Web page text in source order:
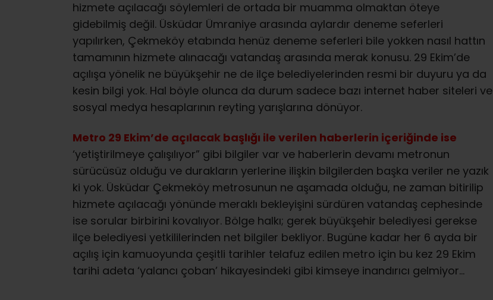
hizmete açılacağı söylemleri de ortada bir muamma olmaktan öteye
gidebilmiş değil. Üsküdar Ümraniye arasında aylardır deneme seferleri
yapılırken, Çekmeköy etabında henüz deneme seferleri bile yokken nasıl hattın
tamamının hizmete alınacağı vatandaş arasında merak konusu. 29 Ekim’de
açılışa yönelik ne büyükşehir ne de ilçe belediyelerinden resmi bir duyuru ya da
kesin bilgi yok. Hal böyle olunca da durum sadece bazı internet haber siteleri ve
sosyal medya hesaplarının reyting yarışlarına dönüyor.
Metro 29 Ekim’de açılacak başlığı ile verilen haberlerin içeriğinde ise
‘yetiştirilmeye çalışılıyor” gibi bilgiler var ve haberlerin devamı metronun
sürücüsüz olduğu ve durakların yerlerine ilişkin bilgilerden başka veriler ne yazık
ki yok. Üsküdar Çekmeköy metrosunun ne aşamada olduğu, ne zaman bitirilip
hizmete açılacağı yönünde meraklı bekleyişini sürdüren vatandaş cephesinde
ise sorular birbirini kovalıyor. Bölge halkı; gerek büyükşehir belediyesi gerekse
ilçe belediyesi yetkililerinden net bilgiler bekliyor. Bugüne kadar her 6 ayda bir
açılış için kamuoyunda çeşitli tarihler telafuz edilen metro için bu kez 29 Ekim
tarihi adeta ‘yalancı çoban’ hikayesindeki gibi kimseye inandırıcı gelmiyor…